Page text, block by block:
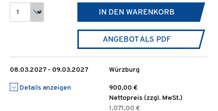
IN DEN WARENKORB
ANGEBOT ALS PDF
08.03.2027 - 09.03.2027 Würzburg
Details anzeigen
900,00 €
Nettopreis (zzgl. MwSt.)
1.071,00 €